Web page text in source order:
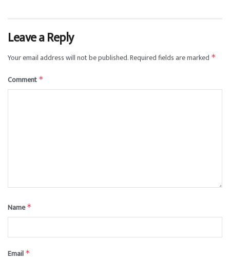
Leave a Reply
Your email address will not be published.Required fields are marked *
Comment *
Name*
Email *